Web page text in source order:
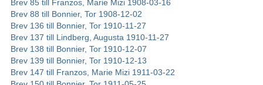
Brev 85 till Franzos, Marie Mizi 1908-03-16
Brev 88 till Bonnier, Tor 1908-12-02
Brev 136 till Bonnier, Tor 1910-11-27
Brev 137 till Lindberg, Augusta 1910-11-27
Brev 138 till Bonnier, Tor 1910-12-07
Brev 139 till Bonnier, Tor 1910-12-13
Brev 147 till Franzos, Marie Mizi 1911-03-22